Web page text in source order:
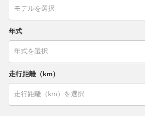
年式
走行距離（km）